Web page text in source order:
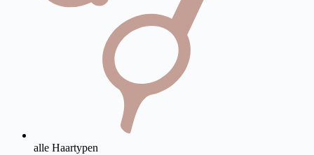
alle Haartypen